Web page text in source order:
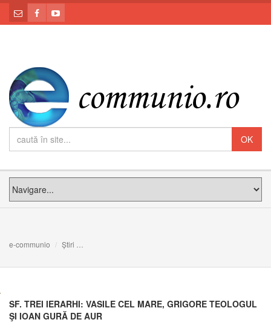
e-communio Știri
SF. TREI IERARHI: VASILE CEL MARE, GRIGORE TEOLOGUL
ŞI IOAN GURĂ DE AUR